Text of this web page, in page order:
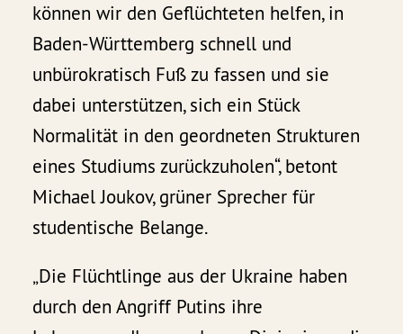
können wir den Geflüchteten helfen, in
Baden-Württemberg schnell und
unbürokratisch Fuß zu fassen und sie
dabei unterstützen, sich ein Stück
Normalität in den geordneten Strukturen
eines Studiums zurückzuholen“, betont
Michael Joukov, grüner Sprecher für
studentische Belange.
„Die Flüchtlinge aus der Ukraine haben
durch den Angriff Putins ihre